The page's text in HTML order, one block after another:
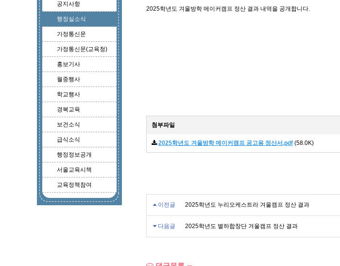
공지사항
행정실소식
가정통신문
가정통신문(교육청)
홍보기사
월중행사
학교행사
경복교육
보건소식
급식소식
행정정보공개
서울교육시책
교육정책참여
2025학년도 겨울방학 메이커캠프 정산 결과 내역을 공개합니다.
첨부파일
2025학년도 겨울방학 메이커캠프 공고용 정산서.pdf(58.0K)
이전글 2025학년도 누리오케스트라 겨울캠프 정산 결과
다음글 2025학년도 별하합창단 겨울캠프 정산 결과